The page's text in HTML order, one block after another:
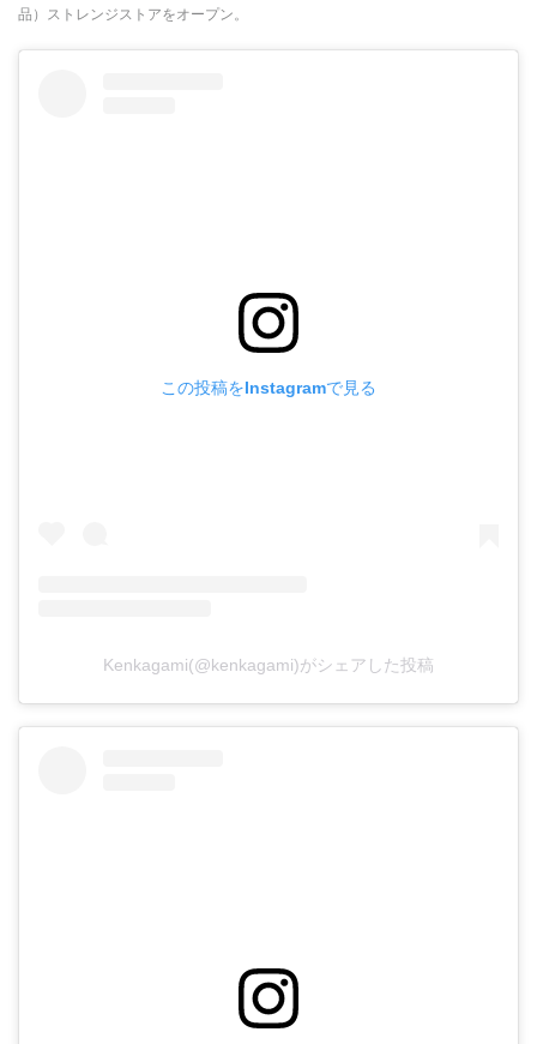
品）ストレンジストアをオープン。
この投稿をInstagramで見る
Kenkagami(@kenkagami)がシェアした投稿